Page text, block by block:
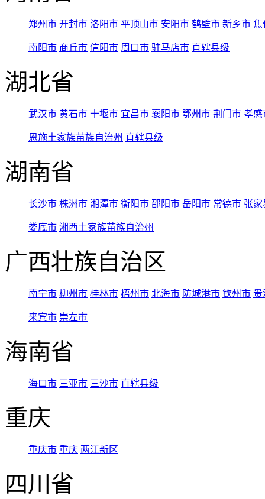
郑州市 开封市 洛阳市 平顶山市 安阳市 鹤壁市 新乡市 焦
南阳市 商丘市 信阳市 周口市 驻马店市 直辖县级
湖北省
武汉市 黄石市 十堰市 宜昌市 襄阳市 鄂州市 荆门市 孝感
恩施土家族苗族自治州 直辖县级
湖南省
长沙市 株洲市 湘潭市 衡阳市 邵阳市 岳阳市 常德市 张家
娄底市 湘西土家族苗族自治州
广西壮族自治区
南宁市 柳州市 桂林市 梧州市 北海市 防城港市 钦州市 贵
来宾市 崇左市
海南省
海口市 三亚市 三沙市 直辖县级
重庆
重庆市 重庆 两江新区
四川省